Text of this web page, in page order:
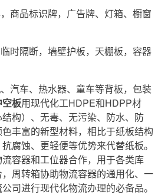
品标识牌，广告牌、灯箱、橱窗
隔断，墙壁护板，天棚板，容器
车、热水器、童车等背板，包装
板用现代化工HDPE和HDPP材
构）、无毒、无污染、防水、防
丰富的新型材料，相比于纸板结构
腐蚀、更轻便等优势来代替纸板。
容器和工位器合作，用于各类库
周转箱协助物流容器的通用化、一
司进行现代化物流办理的必备品。